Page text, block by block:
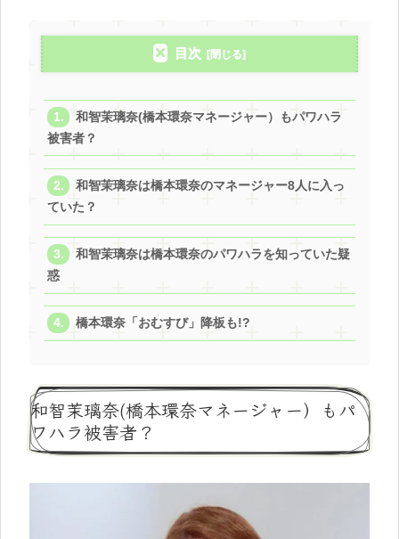
目次
和智茉璃奈(橋本環奈マネージャー）もパワハラ
被害者？
和智茉璃奈は橋本環奈のマネージャー8人に入っ
ていた？
和智茉璃奈は橋本環奈のパワハラを知っていた疑
惑
橋本環奈「おむすび」降板も!?
和智茉璃奈(橋本環奈マネージャー）もパ
ワハラ被害者？